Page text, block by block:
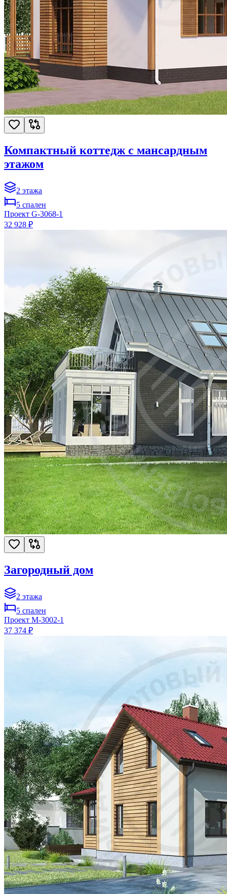
Компактный коттедж с мансардным
этажом
2 этажа
5 спален
Проект G-3068-1
32 928 ₽
Загородный дом
2 этажа
5 спален
Проект M-3002-1
37 374 ₽